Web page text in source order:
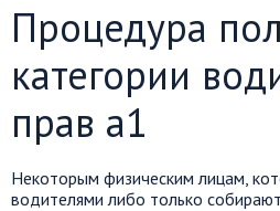
Процедура
категории
прав а1
Некоторым физическим лицам,
водителями либо только